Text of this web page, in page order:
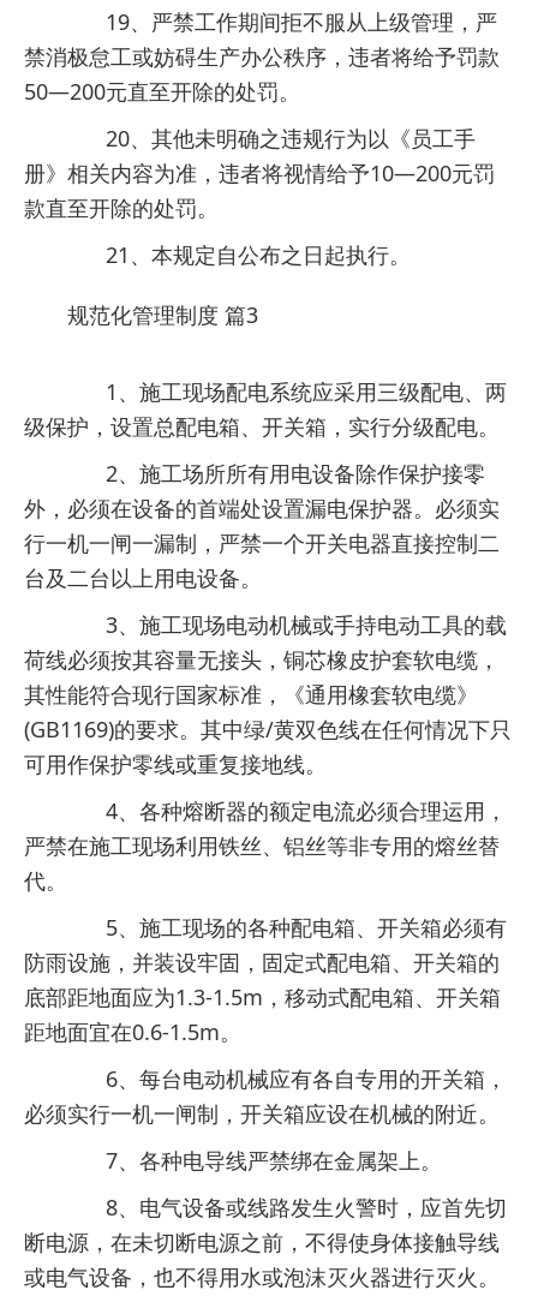
19、严禁工作期间拒不服从上级管理，严
禁消极怠工或妨碍生产办公秩序，违者将给予罚款
50—200元直至开除的处罚。
20、其他未明确之违规行为以《员工手
册》相关内容为准，违者将视情给予10—200元罚
款直至开除的处罚。
21、本规定自公布之日起执行。
规范化管理制度 篇3
1、施工现场配电系统应采用三级配电、两
级保护，设置总配电箱、开关箱，实行分级配电。
2、施工场所所有用电设备除作保护接零
外，必须在设备的首端处设置漏电保护器。必须实
行一机一闸一漏制，严禁一个开关电器直接控制二
台及二台以上用电设备。
3、施工现场电动机械或手持电动工具的载
荷线必须按其容量无接头，铜芯橡皮护套软电缆，
其性能符合现行国家标准，《通用橡套软电缆》
(GB1169)的要求。其中绿/黄双色线在任何情况下只
可用作保护零线或重复接地线。
4、各种熔断器的额定电流必须合理运用，
严禁在施工现场利用铁丝、铝丝等非专用的熔丝替
代。
5、施工现场的各种配电箱、开关箱必须有
防雨设施，并装设牢固，固定式配电箱、开关箱的
底部距地面应为1.3-1.5m，移动式配电箱、开关箱
距地面宜在0.6-1.5m。
6、每台电动机械应有各自专用的开关箱，
必须实行一机一闸制，开关箱应设在机械的附近。
7、各种电导线严禁绑在金属架上。
8、电气设备或线路发生火警时，应首先切
断电源，在未切断电源之前，不得使身体接触导线
或电气设备，也不得用水或泡沫灭火器进行灭火。